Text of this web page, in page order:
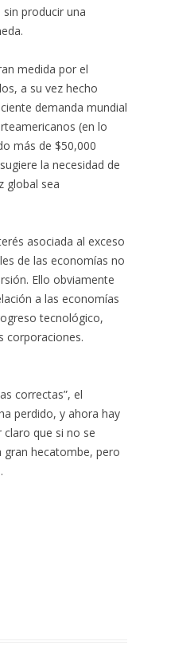
producir una
medida por el
a su vez hecho
demanda mundial
(en lo
más de $50,000
la necesidad de
global sea
asociada al exceso
de las economías no
Ello obviamente
a las economías
tecnológico,
corporaciones.
correctas”, el
perdido, y ahora hay
que si no se
gran hecatombe, pero